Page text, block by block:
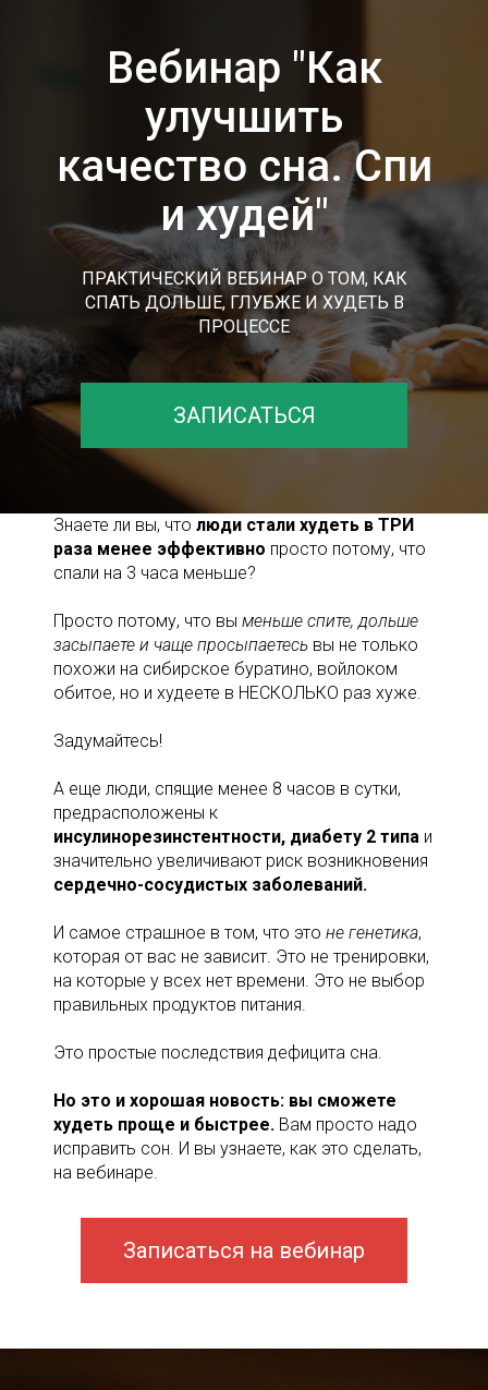
Вебинар "Как
улучшить
качество сна. Спи
и худей"
ПРАКТИЧЕСКИЙ ВЕБИНАР О ТОМ, КАК
СПАТЬ ДОЛЬШЕ, ГЛУБЖЕ И ХУДЕТЬ В
ПРОЦЕССЕ
ЗАПИСАТЬСЯ
Знаете ли вы, что люди стали худеть в ТРИ
раза менее эффективно просто потому, что
спали на 3 часа меньше?
Просто потому, что вы меньше спите, дольше
засыпаете и чаще просыпаетесь вы не только
похожи на сибирское буратино, войлоком
обитое, но и худеете в НЕСКОЛЬКО раз хуже.
Задумайтесь!
А еще люди, спящие менее 8 часов в сутки,
предрасположены к
инсулинорезинстентности, диабету 2 типа и
значительно увеличивают риск возникновения
сердечно-сосудистых заболеваний.
И самое страшное в том, что это не генетика,
которая от вас не зависит. Это не тренировки,
на которые у всех нет времени. Это не выбор
правильных продуктов питания.
Это простые последствия дефицита сна.
Но это и хорошая новость: вы сможете
худеть проще и быстрее. Вам просто надо
исправить сон. И вы узнаете, как это сделать,
на вебинаре.
Записаться на вебинар